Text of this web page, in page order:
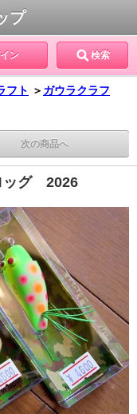
プ
ン 検索
フト ＞ ガウラクラフ
次の商品へ
ッグ 2026